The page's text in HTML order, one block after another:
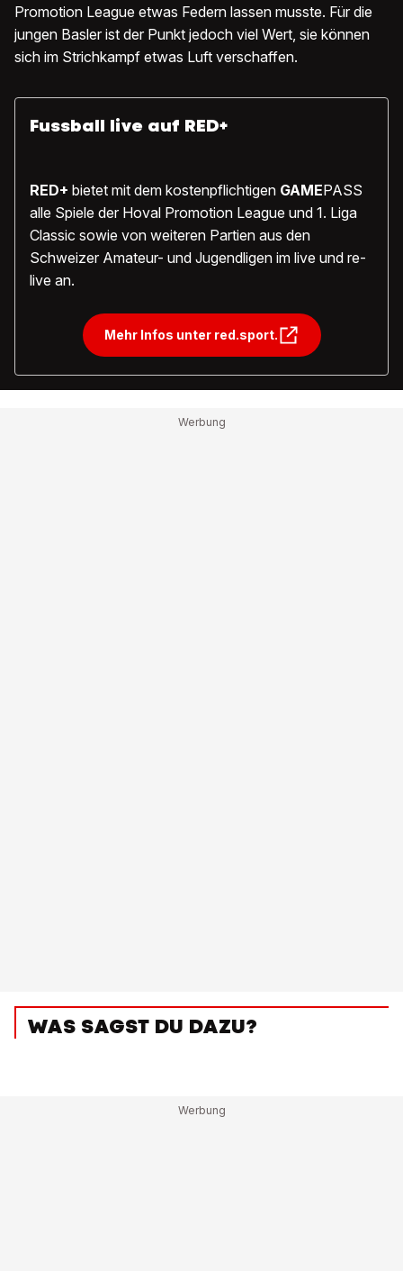
Promotion League etwas Federn lassen musste. Für die
jungen Basler ist der Punkt jedoch viel Wert, sie können
sich im Strichkampf etwas Luft verschaffen.
Fussball live auf RED+
RED+ bietet mit dem kostenpflichtigen GAMEPASS
alle Spiele der Hoval Promotion League und 1. Liga
Classic sowie von weiteren Partien aus den
Schweizer Amateur- und Jugendligen im live und re-
live an.
Mehr Infos unter red.sport.
WAS SAGST DU DAZU?